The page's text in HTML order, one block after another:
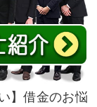
借金のお悩